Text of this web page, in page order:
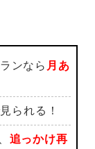
ンなら 月あ
られる！
追っかけ再